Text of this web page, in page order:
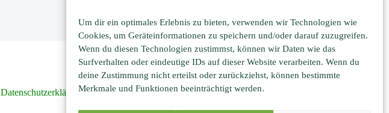
Um dir ein optimales Erlebnis zu bieten, verwenden wir Technologien wie
Cookies, um Geräteinformationen zu speichern und/oder darauf zuzugreifen.
Wenn du diesen Technologien zustimmst, können wir Daten wie das
Surfverhalten oder eindeutige IDs auf dieser Website verarbeiten. Wenn du
deine Zustimmung nicht erteilst oder zurückziehst, können bestimmte
Merkmale und Funktionen beeinträchtigt werden.
Datenschutzerklärung Partner und Links